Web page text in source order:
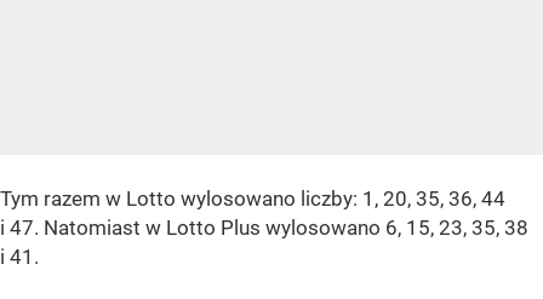
Tym razem w Lotto wylosowano liczby: 1, 20, 35, 36, 44
i 47. Natomiast w Lotto Plus wylosowano 6, 15, 23, 35, 38
i 41.